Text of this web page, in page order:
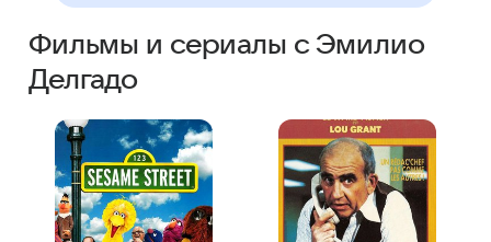
Фильмы и сериалы с Эмилио
Делгадо